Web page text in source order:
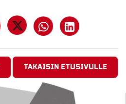
TAKAISIN ETUSIVULLE